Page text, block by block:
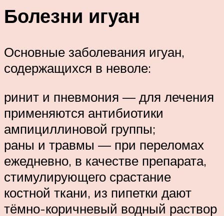
Болезни игуан
Основные заболевания игуан,
содержащихся в неволе:
ринит и пневмония — для лечения
применяются антибиотики
ампициллиновой группы;
раны и травмы — при переломах
ежедневно, в качестве препарата,
стимулирующего срастание
костной ткани, из пипетки дают
тёмно-коричневый водный раствор